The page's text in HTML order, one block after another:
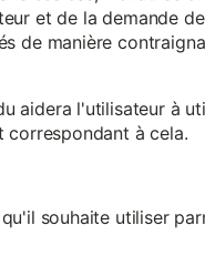
et de la demande
de manière
aidera l'utilisateur à
correspondant à cela.
souhaite utiliser